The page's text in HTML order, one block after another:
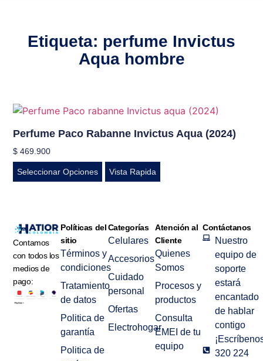
Etiqueta: perfume Invictus
Aqua hombre
Perfume Paco Rabanne Invictus Aqua (2024)
$ 469.900
Seleccionar Opciones Vista Rapida
Contamos
con todos los
medios de
pago:
Políticas del
sitio
Términos y
condiciones
Tratamiento
de datos
Politica de
garantía
Politica de
Categorías
Celulares
Accesorios
Cuidado
personal
Ofertas
Electrohogar
Atención al
Cliente
Quienes
Somos
Procesos y
productos
Consulta
EMEI de tu
equipo
Contáctanos
Nuestro
equipo de
soporte
estará
encantado
de hablar
contigo
320 224